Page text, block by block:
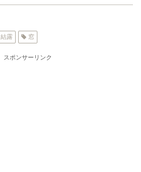
結露 窓
スポンサーリンク